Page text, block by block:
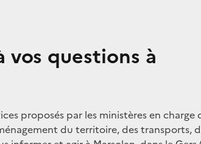
vos questions à
proposés par les ministères en charge
du territoire, des transports,